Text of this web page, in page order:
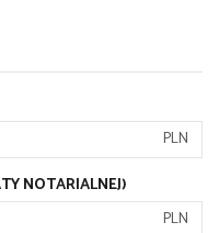
PLN
NOTARIALNEJ)
PLN